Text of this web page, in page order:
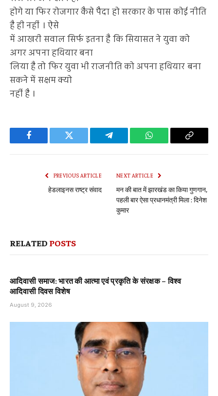
होगे या फिर रोजगार कैसे पैदा हो सरकार के पास कोई नीति
है ही नहीं । ऐसे
में आखरी सवाल सिर्फ इतना है कि सियासत ने युवा को
अगर अपना हथियार बना
लिया है तो फिर युवा भी राजनीति को अपना हथियार बना
सकने में सक्षम क्यो
नहीं है ।
Facebook Twitter Telegram WhatsApp Copy
PREVIOUS ARTICLE
हेडलाइनस राष्ट्र संवाद
NEXT ARTICLE
मन की बात में झारखंड का किया गुणगान,
पहली बार ऐसा प्रधानमंत्री मिला : दिनेश
कुमार
RELATED POSTS
आदिवासी समाज: भारत की आत्मा एवं प्रकृति के संरक्षक – विश्व
आदिवासी दिवस विशेष
August 9, 2026